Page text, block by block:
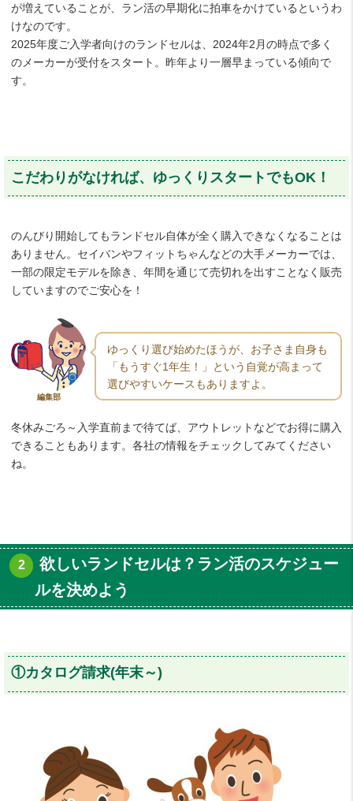
が増えていることが、ラン活の早期化に拍車をかけているというわ
けなのです。
2025年度ご入学者向けのランドセルは、2024年2月の時点で多く
のメーカーが受付をスタート。昨年より一層早まっている傾向で
す。
こだわりがなければ、ゆっくりスタートでもOK！
のんびり開始してもランドセル自体が全く購入できなくなることは
ありません。セイバンやフィットちゃんなどの大手メーカーでは、
一部の限定モデルを除き、年間を通じて売切れを出すことなく販売
していますのでご安心を！
編集部
ゆっくり選び始めたほうが、お子さま自身も
「もうすぐ1年生！」という自覚が高まって
選びやすいケースもありますよ。
冬休みごろ～入学直前まで待てば、アウトレットなどでお得に購入
できることもあります。各社の情報をチェックしてみてください
ね。
欲しいランドセルは？ラン活のスケジュー
ルを決めよう
①カタログ請求(年末～)